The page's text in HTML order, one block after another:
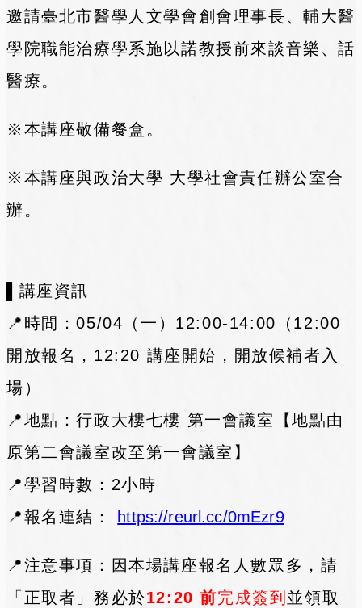
邀請臺北市醫學人文學會創會理事長、輔大醫
學院職能治療學系施以諾教授前來談音樂、話
醫療。
※本講座敬備餐盒。
※本講座與政治大學 大學社會責任辦公室合
辦。
▌講座資訊
📍時間：05/04（一）12:00-14:00（12:00
開放報名，12:20 講座開始，開放候補者入
場）
📍地點：行政大樓七樓 第一會議室【地點由
原第二會議室改至第一會議室】
📍學習時數：2小時
📍報名連結：
https://reurl.cc/0mEzr9
📍注意事項：因本場講座報名人數眾多，請
「正取者」務必於12:20 前完成簽到 並領取